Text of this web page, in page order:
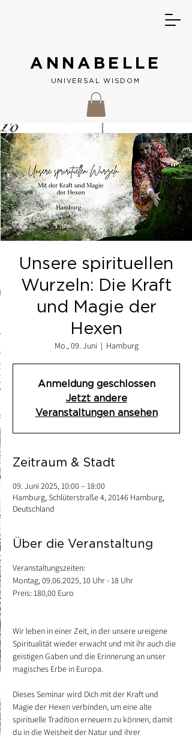
ANNABELLE
UNIVERSAL W ISDOM
Unsere spirituellen
Wurzeln: Die Kraft
und Magie der
Hexen
Mo., 09. Juni
  |
Hamburg
Anmeldung geschlossen
Jetzt andere
Veranstaltungen ansehen
Zeitraum & Stadt
09. Juni 2025, 10:00 – 18:00
Hamburg, Schlüterstraße 4, 20146 Hamburg,
Deutschland
Über die Veranstaltung
Veranstaltungszeiten:
Montag, 09.06.2025, 10 Uhr - 18 Uhr
Preis: 180,00 Euro
Wir leben in einer Zeit, in der unsere ureigene
Spiritualität wieder erwacht und mit ihr auch die
geistigen Gaben und die Erinnerung an unser
magisches Erbe in Europa.
Dieses Seminar wird Dich mit der Kraft und
Magie der Hexen verbinden, um eine alte
spirituelle Tradition erneuern zu können, damit
du in die Weisheit der Natur und ihrer